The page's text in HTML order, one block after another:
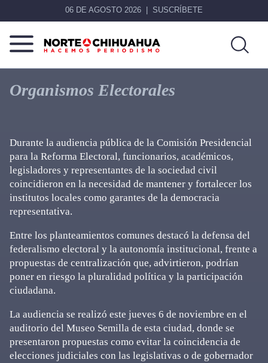
06 DE AGOSTO 2026 SUSCRÍBETE
Norte
Chihuahua
Más
que
noticias,
Organismos Electorales
Durante la audiencia pública de la Comisión Presidencial
para la Reforma Electoral, funcionarios, académicos,
legisladores y representantes de la sociedad civil
coincidieron en la necesidad de mantener y fortalecer los
institutos locales como garantes de la democracia
representativa.
Entre los planteamientos comunes destacó la defensa del
federalismo electoral y la autonomía institucional, frente a
propuestas de centralización que, advirtieron, podrían
poner en riesgo la pluralidad política y la participación
ciudadana.
La audiencia se realizó este jueves 6 de noviembre en el
auditorio del Museo Semilla de esta ciudad, donde se
presentaron propuestas como evitar la coincidencia de
elecciones judiciales con las legislativas o de gobernador